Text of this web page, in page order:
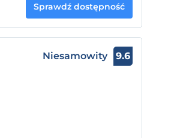
Sprawdź dostępność
Niesamowity 9.6